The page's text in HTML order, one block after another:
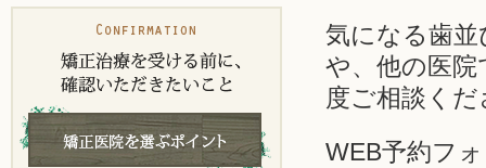
気になる歯
や、他の医
度ご相談く
WEB予約フ